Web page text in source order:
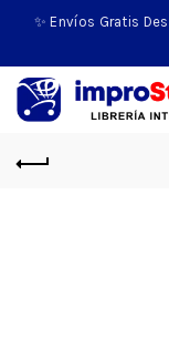
✨ Envíos Gratis